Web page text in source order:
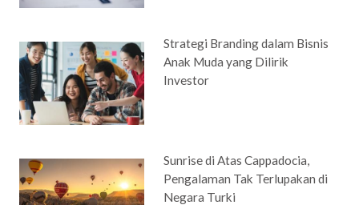
Strategi Branding dalam Bisnis
Anak Muda yang Dilirik
Investor
Sunrise di Atas Cappadocia,
Pengalaman Tak Terlupakan di
Negara Turki